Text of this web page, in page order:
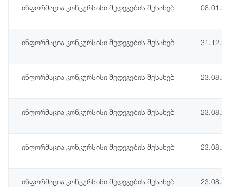
ინფორმაცია კონკურსისი შედეგების შესახებ
ინფორმაცია კონკურსისი შედეგების შესახებ
ინფორმაცია კონკურსისი შედეგების შესახებ
ინფორმაცია კონკურსისი შედეგების შესახებ
ინფორმაცია კონკურსისი შედეგების შესახებ
ინფორმაცია კონკურსისი შედეგების შესახებ